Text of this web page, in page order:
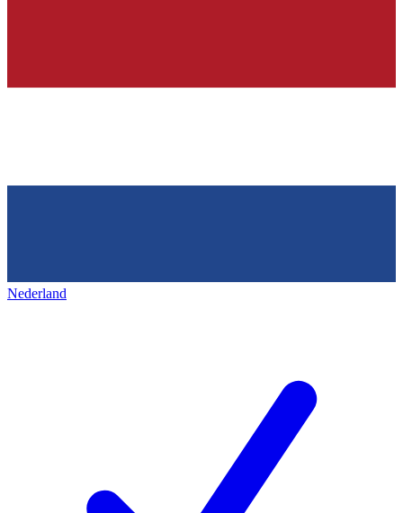
Nederland